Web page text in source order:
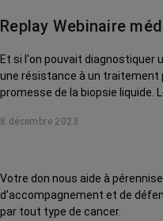
Replay Webinaire
Et si l'on pouvait diagnostiquer
une résistance à un traitement
promesse de la biopsie liquide.
CHU de Montpellier et co-
8 décembre 2023
Votre don nous aide à
d'accompagnement et de
par tout type de cancer.